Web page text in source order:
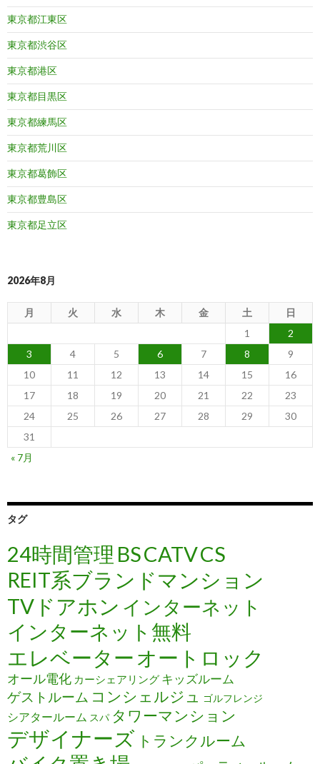
東京都江東区
東京都渋谷区
東京都港区
東京都目黒区
東京都練馬区
東京都荒川区
東京都葛飾区
東京都豊島区
東京都足立区
2026年8月
月 火 水 木 金 土
日
1
2
3
4 5 6 7 8
9
10
11 12 13 14 15
16
17
18 19 20 21 22
23
24
25 26 27 28 29
30
31
« 7月
タグ
24時間管理 BSCATVCS
REIT系ブランドマンション
TVドアホン インターネット
インターネット無料
エレベーター オートロック
オール電化 カーシェアリング キッズルーム
ゲストルーム コンシェルジュ ゴルフレンジ
シアタールーム スパ タワーマンション
デザイナーズ トランクルーム